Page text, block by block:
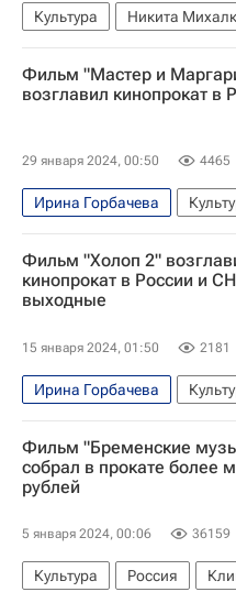
Культура Никита
ТриТэ
Сергей Бурунов
Союзмультфильм
Фильм "Мастер и
возглавил кинопрокат в
29 января 2024, 00:50 4465
Ирина Горбачева
СНГ
Сергей Бурунов
Константин Хабенский
Фильм "Холоп 2"
кинопрокат в России и
выходные
15 января 2024, 01:50 2181
Ирина Горбачева
Клим Шипенко
СНГ
Фильм "Бременские
собрал в прокате более
рублей
5 января 2024, 00:06 36159
Культура Россия